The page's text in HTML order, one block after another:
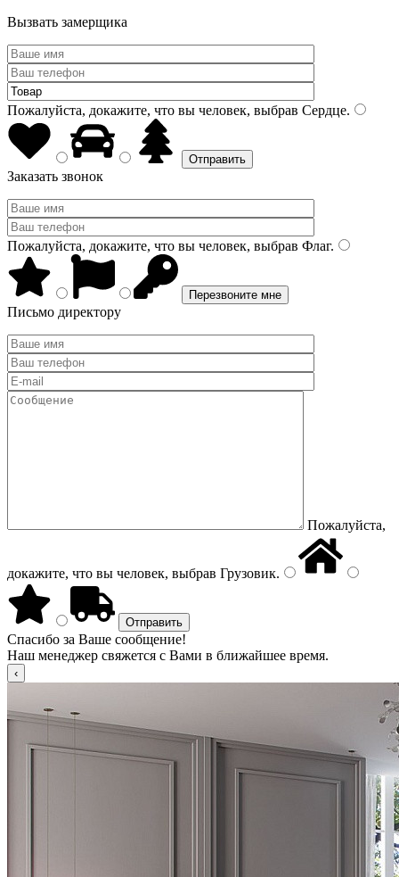
Вызвать замерщика
Пожалуйста, докажите, что вы человек, выбрав Сердце.
Заказать звонок
Пожалуйста, докажите, что вы человек, выбрав Флаг.
Письмо директору
Пожалуйста,
докажите, что вы человек, выбрав Грузовик.
Спасибо за Ваше сообщение!
Наш менеджер свяжется с Вами в ближайшее время.